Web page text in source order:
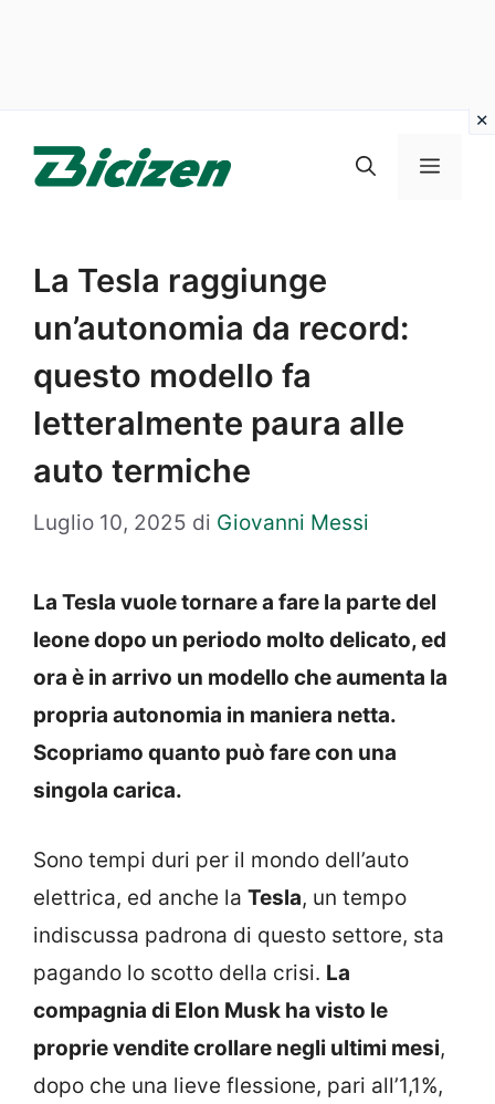
Menu
La Tesla raggiunge
un’autonomia da record:
questo modello fa
letteralmente paura alle
auto termiche
Luglio 10, 2025 di Giovanni Messi
La Tesla vuole tornare a fare la parte del
leone dopo un periodo molto delicato, ed
ora è in arrivo un modello che aumenta la
propria autonomia in maniera netta.
Scopriamo quanto può fare con una
singola carica.
Sono tempi duri per il mondo dell’auto
elettrica, ed anche la Tesla, un tempo
indiscussa padrona di questo settore, sta
pagando lo scotto della crisi. La
compagnia di Elon Musk ha visto le
proprie vendite crollare negli ultimi mesi,
dopo che una lieve flessione, pari all’1,1%,